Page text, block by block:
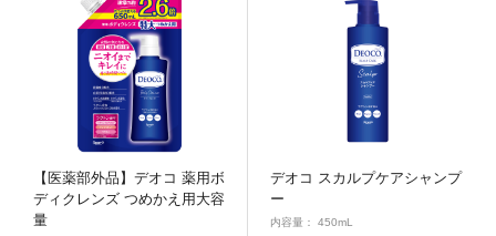
医薬品・目薬
お悩み・用途から探す
ブランドから探す
ご利用環境
サイトマップ
【医薬部外品】デオコ 薬用ボ
ディクレンズ つめかえ用大容
量
デオコ スカルプケアシャンプ
ー
内容量： 450mL